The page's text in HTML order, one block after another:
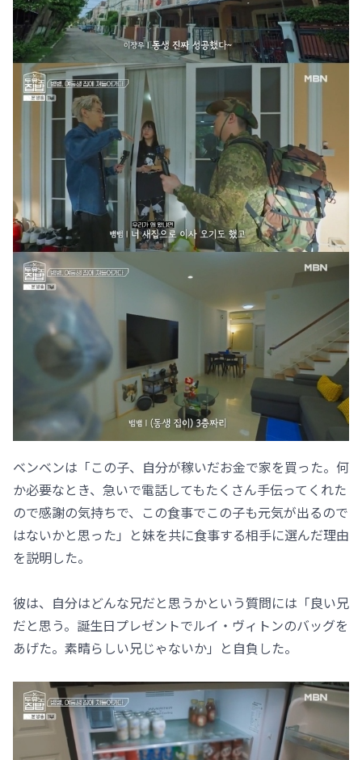
ベンベンは「この子、自分が稼いだお金で家を買った。何
か必要なとき、急いで電話してもたくさん手伝ってくれた
ので感謝の気持ちで、この食事でこの子も元気が出るので
はないかと思った」と妹を共に食事する相手に選んだ理由
を説明した。
彼は、自分はどんな兄だと思うかという質問には「良い兄
だと思う。誕生日プレゼントでルイ・ヴィトンのバッグを
あげた。素晴らしい兄じゃないか」と自負した。